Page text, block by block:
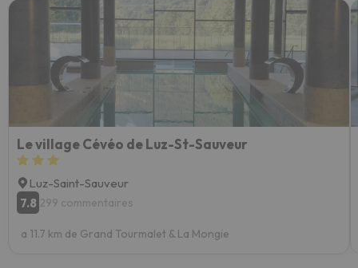
Le village Cévéo de Luz-St-Sauveur
Luz-Saint-Sauveur
7.8 299 commentaires
a 11.7 km de Grand Tourmalet & La Mongie